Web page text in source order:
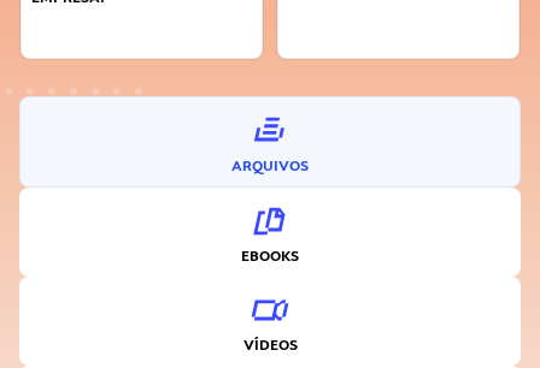
ARQUIVOS
EBOOKS
VÍDEOS